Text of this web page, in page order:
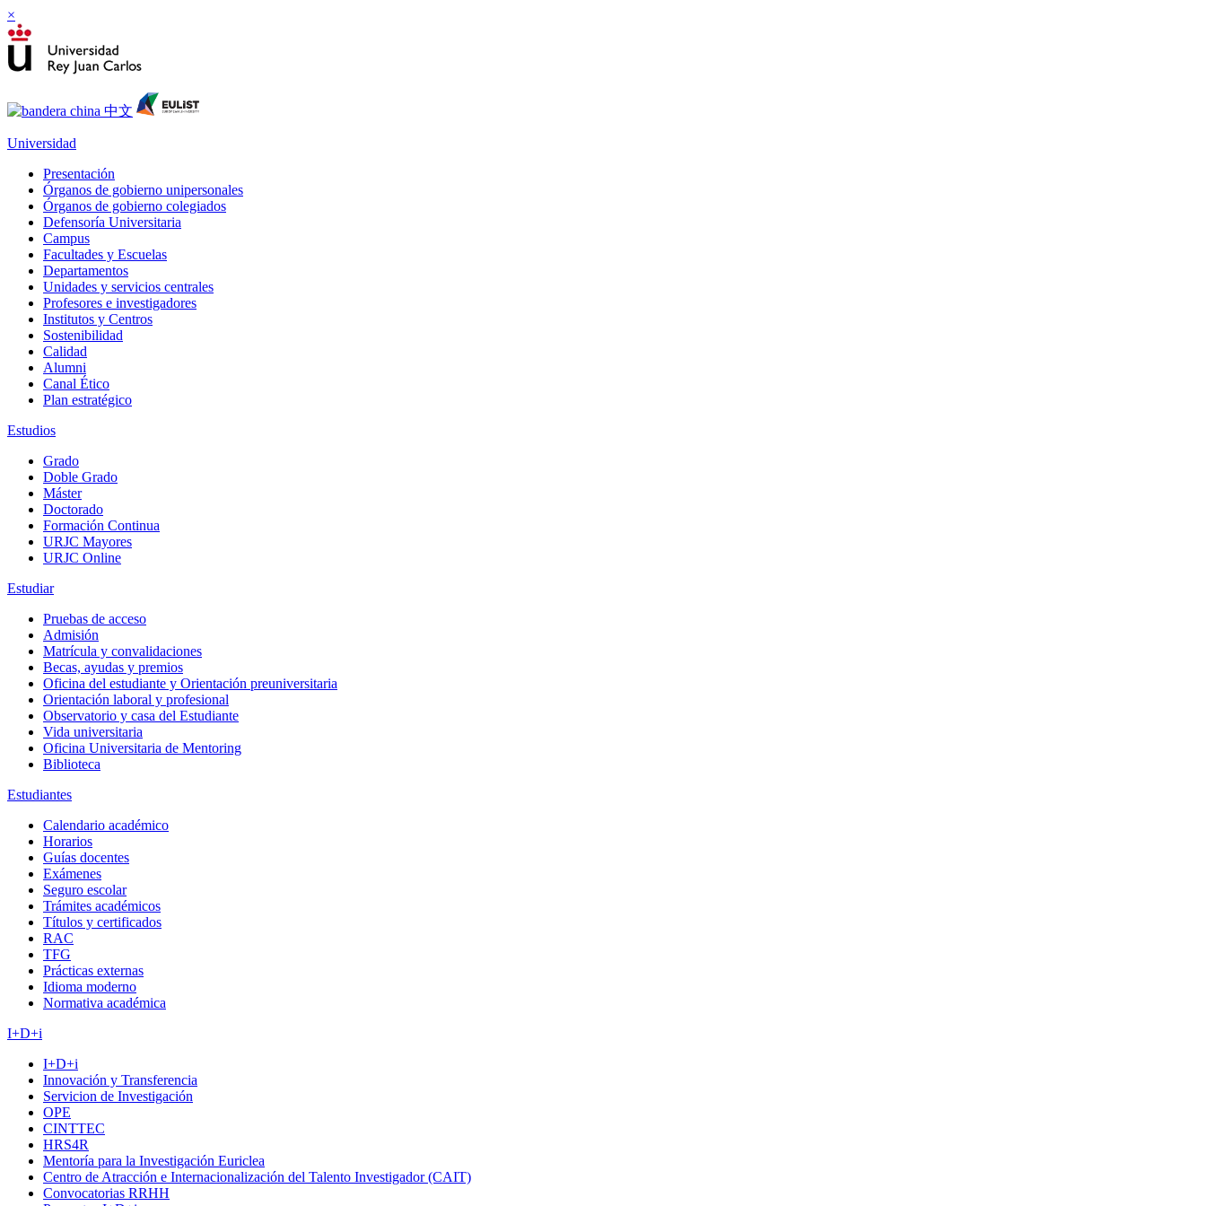
×
Universidad
Presentación
Órganos de gobierno unipersonales
Órganos de gobierno colegiados
Defensoría Universitaria
Campus
Facultades y Escuelas
Departamentos
Unidades y servicios centrales
Profesores e investigadores
Institutos y Centros
Sostenibilidad
Calidad
Alumni
Canal Ético
Plan estratégico
Estudios
Grado
Doble Grado
Máster
Doctorado
Formación Continua
URJC Mayores
URJC Online
Estudiar
Pruebas de acceso
Admisión
Matrícula y convalidaciones
Becas, ayudas y premios
Oficina del estudiante y Orientación preuniversitaria
Orientación laboral y profesional
Observatorio y casa del Estudiante
Vida universitaria
Oficina Universitaria de Mentoring
Biblioteca
Estudiantes
Calendario académico
Horarios
Guías docentes
Exámenes
Seguro escolar
Trámites académicos
Títulos y certificados
RAC
TFG
Prácticas externas
Idioma moderno
Normativa académica
I+D+i
I+D+i
Innovación y Transferencia
Servicion de Investigación
OPE
CINTTEC
HRS4R
Mentoría para la Investigación Euriclea
Centro de Atracción e Internacionalización del Talento Investigador (CAIT)
Convocatorias RRHH